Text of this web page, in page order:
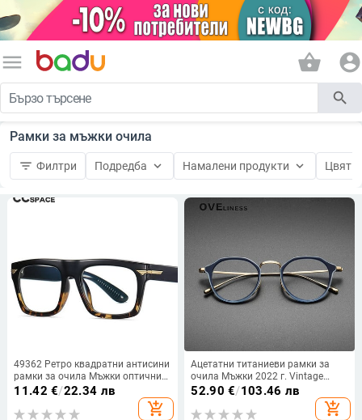
menu shopping_basket account_circle
search
Рамки за мъжки очила
filter_list Филтри Подредба keyboard_arrow_down Намалени продукти keyboard_arrow_down Цвят
49362 Ретро квадратни антисини
рамки за очила Мъжки оптични
модни компютърни очила
11.42 €/22.34 лв
add_shopping_cart
Ацетатни титаниеви рамки за
очила Мъжки 2022 г. Vintage
Oversize Pilot Optical Prescription
Късогледство Очила Дамски
очила Очила
52.90 €/103.46 лв
add_shopping_cart